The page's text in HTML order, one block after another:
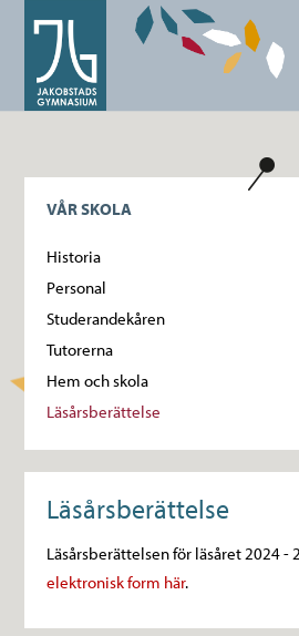
VÅR SKOLA
Historia
Personal
Studerandekåren
Tutorerna
Hem och skola
Läsårsberättelse
Läsårsberättelse
Läsårsberättelsen för läsåret 2024 -
elektronisk form här.